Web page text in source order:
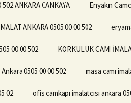
ANKARA ÇANKAYA Enyakın
ANKARA 0505 00 00 502
00 00 502 KORKULUK CAMI
0505 00 00 502 masa camı
02 ofis camkapı imalatcısı ankara